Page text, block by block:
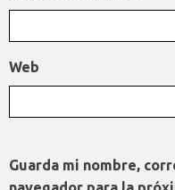
Web
Guarda mi nombre,